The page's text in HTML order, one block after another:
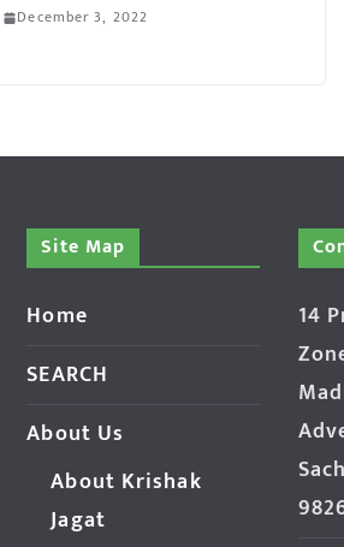
December 3, 2022
Site Map
Home
SEARCH
About Us
About Krishak
Jagat
14